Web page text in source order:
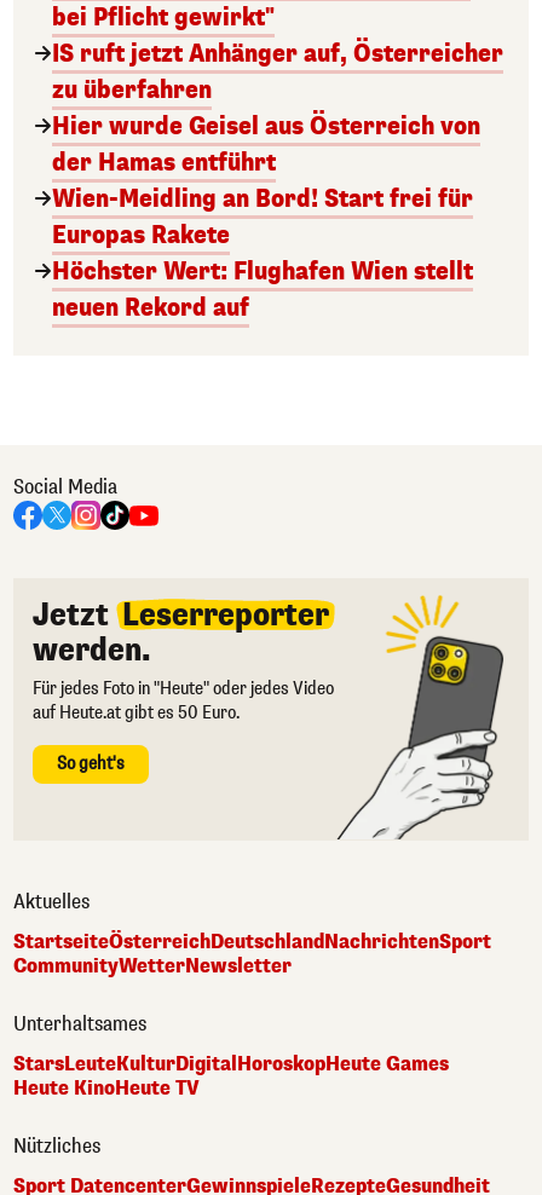
bei Pflicht gewirkt"
IS ruft jetzt Anhänger auf, Österreicher
zu überfahren
Hier wurde Geisel aus Österreich von
der Hamas entführt
Wien-Meidling an Bord! Start frei für
Europas Rakete
Höchster Wert: Flughafen Wien stellt
neuen Rekord auf
Social Media
Jetzt Leserreporter
werden.
Für jedes Foto in "Heute" oder jedes Video
auf Heute.at gibt es 50 Euro.
So geht's
Aktuelles
StartseiteÖsterreichDeutschlandNachrichtenSport
CommunityWetterNewsletter
Unterhaltsames
StarsLeuteKulturDigital HoroskopHeute Games
Heute KinoHeute TV
Nützliches
Sport DatencenterGewinnspieleRezepteGesundheit